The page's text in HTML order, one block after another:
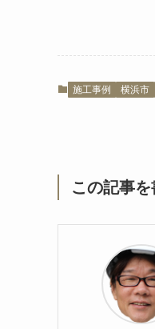
施工事例 横浜市
この記事を